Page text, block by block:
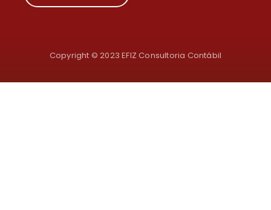
Copyright © 2023 EFIZ Consultoria Contábil